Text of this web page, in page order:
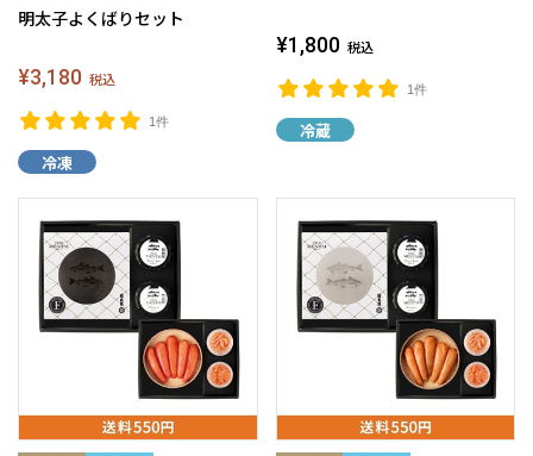
明太子よくばりセット
1件
¥3,180 税込
冷凍
1件
¥1,800 税込
冷蔵